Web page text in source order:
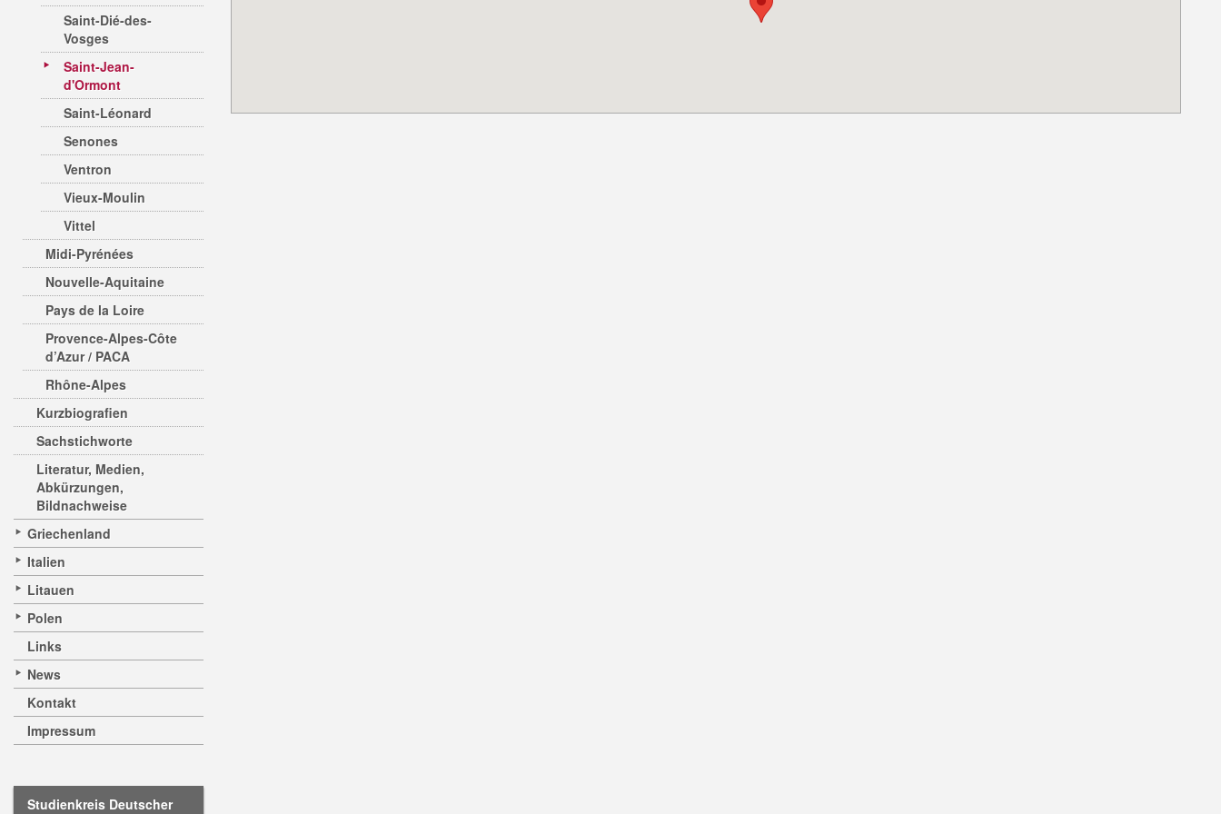
Saint-Dié-des-
Vosges
Saint-Jean-
d'Ormont
Saint-Léonard
Senones
Ventron
Vieux-Moulin
Vittel
Midi-Pyrénées
Nouvelle-Aquitaine
Pays de la Loire
Provence-Alpes-Côte
d’Azur / PACA
Rhône-Alpes
Kurzbiografien
Sachstichworte
Literatur, Medien,
Abkürzungen,
Bildnachweise
Griechenland
Italien
Litauen
Polen
Links
News
Kontakt
Impressum
Studienkreis Deutscher